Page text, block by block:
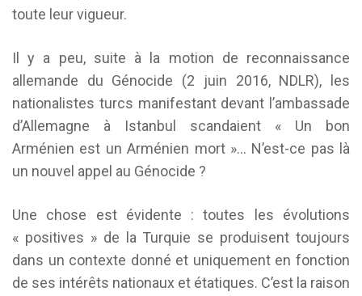
toute leur vigueur.
Il y a peu, suite à la motion de reconnaissance
allemande du Génocide (2 juin 2016, NDLR), les
nationalistes turcs manifestant devant l’ambassade
d’Allemagne à Istanbul scandaient « Un bon
Arménien est un Arménien mort »… N’est-ce pas là
un nouvel appel au Génocide ?
Une chose est évidente : toutes les évolutions
« positives » de la Turquie se produisent toujours
dans un contexte donné et uniquement en fonction
de ses intérêts nationaux et étatiques. C’est la raison